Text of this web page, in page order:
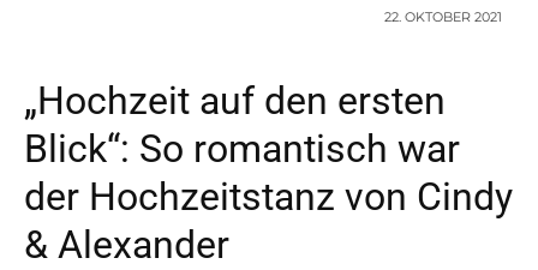
22. OKTOBER 2021
„Hochzeit auf den ersten
Blick“: So romantisch war
der Hochzeitstanz von Cindy
& Alexander